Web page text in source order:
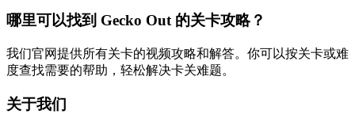
哪里可以找到 Gecko Out 的关卡攻略？
我们官网提供所有关卡的视频攻略和解答。你可以按关卡或难
度查找需要的帮助，轻松解决卡关难题。
关于我们